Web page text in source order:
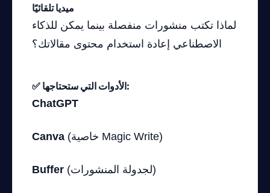
ميديا تلقائيًا
لماذا تكتب منشورات منفصلة بينما يمكن للذكاء
الاصطناعي إعادة استخدام محتوى مقالاتك؟
✅ الأدوات التي ستحتاجها:
ChatGPT
Canva (خاصية Magic Write)
Buffer (لجدولة المنشورات)